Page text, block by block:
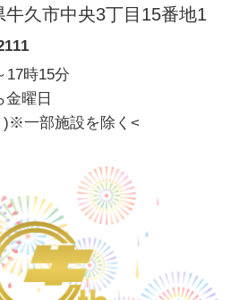
久市中央3丁目15番地1
17時15分
金曜日
一部施設を除く <